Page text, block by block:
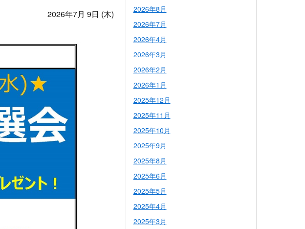
2026年7月 9日 (木)
2026年8月
2026年7月
2026年4月
2026年3月
2026年2月
2026年1月
2025年12月
2025年11月
2025年10月
2025年9月
2025年8月
2025年6月
2025年5月
2025年4月
2025年3月